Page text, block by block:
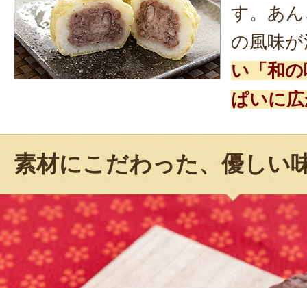
す。あ
の風味
い「和
ぱいに
素材にこだわった、優しい